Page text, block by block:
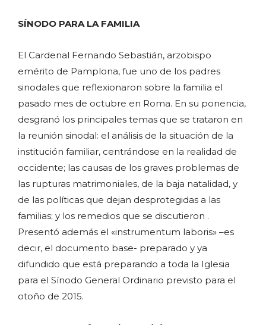
SÍNODO PARA LA FAMILIA
El Cardenal Fernando Sebastián, arzobispo
emérito de Pamplona, fue uno de los padres
sinodales que reflexionaron sobre la familia el
pasado mes de octubre en Roma. En su ponencia,
desgranó los principales temas que se trataron en
la reunión sinodal: el análisis de la situación de la
institución familiar, centrándose en la realidad de
occidente; las causas de los graves problemas de
las rupturas matrimoniales, de la baja natalidad, y
de las políticas que dejan desprotegidas a las
familias; y los remedios que se discutieron .
Presentó además el «instrumentum laboris» –es
decir, el documento base- preparado y ya
difundido que está preparando a toda la Iglesia
para el Sínodo General Ordinario previsto para el
otoño de 2015.